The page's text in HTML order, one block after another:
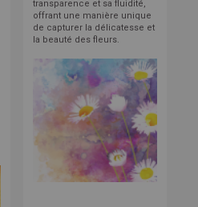
transparence et sa fluidité,
offrant une manière unique
de capturer la délicatesse et
la beauté des fleurs.